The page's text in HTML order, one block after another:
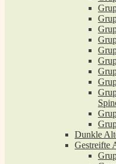
Dunkle
Gestreifte